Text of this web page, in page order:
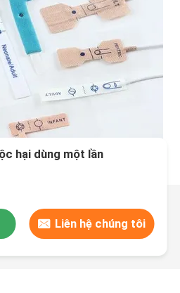
hại dùng một lần
Liên hệ chúng tôi